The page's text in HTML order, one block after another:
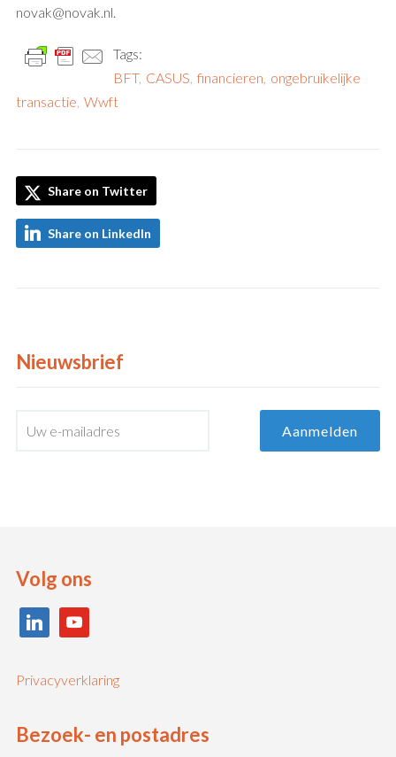
novak@novak.nl.
Tags:
BFT, CASUS financieren ongebruikelijke
transactie Wwft
Share on Twitter
Share on LinkedIn
Nieuwsbrief
Volg ons
linkedin youtube
Privacyverklaring
Bezoek- en postadres